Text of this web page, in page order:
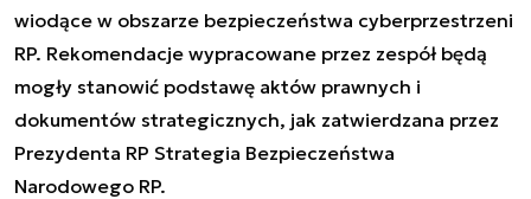
wiodące w obszarze bezpieczeństwa cyberprzestrzeni
RP. Rekomendacje wypracowane przez zespół będą
mogły stanowić podstawę aktów prawnych i
dokumentów strategicznych, jak zatwierdzana przez
Prezydenta RP Strategia Bezpieczeństwa
Narodowego RP.